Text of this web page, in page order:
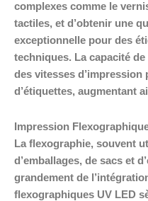
complexes comme le
tactiles, et d’obtenir une
exceptionnelle pour des
techniques. La capacité
des vitesses d’impression
d’étiquettes, augmentant
Impression
La flexographie, souvent
d’emballages, de sacs et
grandement de
flexographiques UV LED